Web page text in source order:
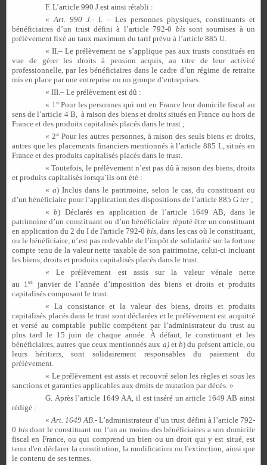
F. L’article 990 J est ainsi rétabli :
«Art. 990 J.- I. – Les personnes physiques, constituants et
bénéficiaires d’un trust défini à l’article 792-0 bissont soumises à un
prélèvement fixé au taux maximum du tarif prévu à l’article 885 U.
« II.– Le prélèvement ne s’applique pas aux trusts constitués en
vue de gérer les droits à pension acquis, au titre de leur activité
professionnelle, par les bénéficiaires dans le cadre d’un régime de retraite
mis en place par une entreprise ou un groupe d‘entreprises.
« III.– Le prélèvement est dû :
« 1° Pour les personnes qui ont en France leur domicile fiscal au
sens de l’article 4 B, à raison des biens et droits situés en France ou hors de
France et des produits capitalisés placés dans le trust ;
« 2° Pour les autres personnes, à raison des seuls biens et droits,
autres que les placements financiers mentionnés à l’article 885 L, situés en
France et des produits capitalisés placés dans le trust.
« Toutefois, le prélèvement n’est pas dû à raison des biens, droits
et produits capitalisés lorsqu’ils ont été :
«a) Inclus dans le patrimoine, selon le cas, du constituant ou
d’un bénéficiaire pour l’application des dispositions de l’article 885 G ter ;
«b) Déclarés en application de l’article 1649 AB, dans le
patrimoine d’un constituant ou d’un bénéficiaire réputé être un constituant
en application du 2 du I de l'article 792-0 bis, dans les cas où le constituant,
ou le bénéficiaire, n’est pas redevable de l’impôt de solidarité sur la fortune
compte tenu de la valeur nette taxable de son patrimoine, celui-ci incluant
les biens, droits et produits capitalisés placés dans le trust.
« Le prélèvement est assis sur la valeur vénale nette
au 1 erjanvier de l’année d’imposition des biens et droits et produits
capitalisés composant le trust.
« La consistance et la valeur des biens, droits et produits
capitalisés placés dans le trust sont déclarées et le prélèvement est acquitté
et versé au comptable public compétent par l’administrateur du trust au
plus tard le 15 juin de chaque année. À défaut, le constituant et les
bénéficiaires, autres que ceux mentionnés aux a)et b) du présent article, ou
leurs héritiers, sont solidairement responsables du paiement du
prélèvement.
« Le prélèvement est assis et recouvré selon les règles et sous les
sanctions et garanties applicables aux droits de mutation par décès. »
G. Après l’article 1649 AA, il est inséré un article 1649 AB ainsi
rédigé :
«Art. 1649 AB.- L’administrateur d’un trust défini à l’article 792-
0 bisdont le constituant ou l’un au moins des bénéficiaires a son domicile
fiscal en France, ou qui comprend un bien ou un droit qui y est situé, est
tenu d'en déclarer la constitution, la modification ou l'extinction, ainsi que
le contenu de ses termes.